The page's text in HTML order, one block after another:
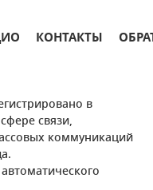
КОНТАКТЫ
в
связи,
коммуникаций